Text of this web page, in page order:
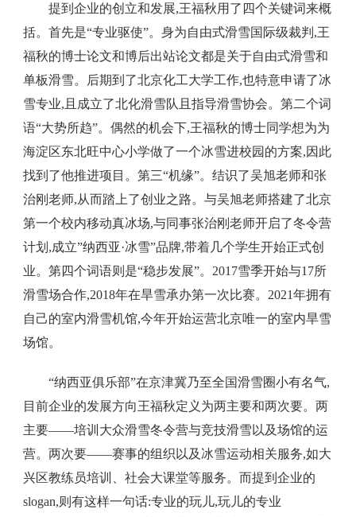
提到企业的创立和发展,王福秋用了四个关键词来概
括。首先是“专业驱使”。身为自由式滑雪国际级裁判,王
福秋的博士论文和博后出站论文都是关于自由式滑雪和
单板滑雪。后期到了北京化工大学工作,也特意申请了冰
雪专业,且成立了北化滑雪队且指导滑雪协会。第二个词
语“大势所趋”。偶然的机会下,王福秋的博士同学想为为
海淀区东北旺中心小学做了一个冰雪进校园的方案,因此
找到了他推进项目。第三“机缘”。结识了吴旭老师和张
治刚老师,从而踏上了创业之路。与吴旭老师搭建了北京
第一个校内移动真冰场,与同事张治刚老师开启了冬令营
计划,成立”纳西亚·冰雪”品牌,带着几个学生开始正式创
业。第四个词语则是“稳步发展”。2017雪季开始与17所
滑雪场合作,2018年在旱雪承办第一次比赛。2021年拥有
自己的室内滑雪机馆,今年开始运营北京唯一的室内旱雪
场馆。
“纳西亚俱乐部”在京津冀乃至全国滑雪圈小有名气,
目前企业的发展方向王福秋定义为两主要和两次要。两
主要——培训大众滑雪冬令营与竞技滑雪以及场馆的运
营。两次要——赛事的组织以及冰雪运动相关服务,如大
兴区教练员培训、社会大课堂等服务。而提到企业的
slogan,则有这样一句话:专业的玩儿,玩儿的专业